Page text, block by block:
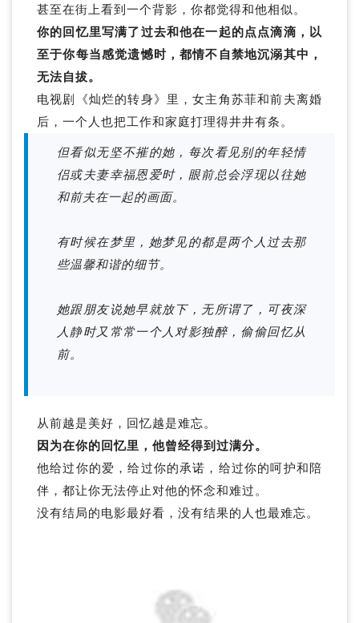
甚至在街上看到一个背影，你都觉得和他相似。
你的回忆里写满了过去和他在一起的点点滴滴，以
至于你每当感觉遗憾时，都情不自禁地沉溺其中，
无法自拔。
电视剧《灿烂的转身》里，女主角苏菲和前夫离婚
后，一个人也把工作和家庭打理得井井有条。
但看似无坚不摧的她，每次看见别的年轻情
侣或夫妻幸福恩爱时，眼前总会浮现以往她
和前夫在一起的画面。
有时候在梦里，她梦见的都是两个人过去那
些温馨和谐的细节。
她跟朋友说她早就放下，无所谓了，可夜深
人静时又常常一个人对影独醉，偷偷回忆从
前。
从前越是美好，回忆越是难忘。
因为在你的回忆里，他曾经得到过满分。
他给过你的爱，给过你的承诺，给过你的呵护和陪
伴，都让你无法停止对他的怀念和难过。
没有结局的电影最好看，没有结果的人也最难忘。